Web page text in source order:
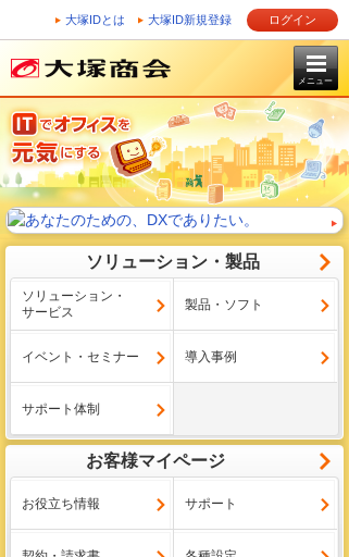
大塚IDとは 大塚ID新規登録 ログイン
メニュー
ソリューション・製品
ソリューション・
サービス
製品・ソフト
イベント・セミナー 導入事例
サポート体制
お客様マイページ
お役立ち情報 サポート